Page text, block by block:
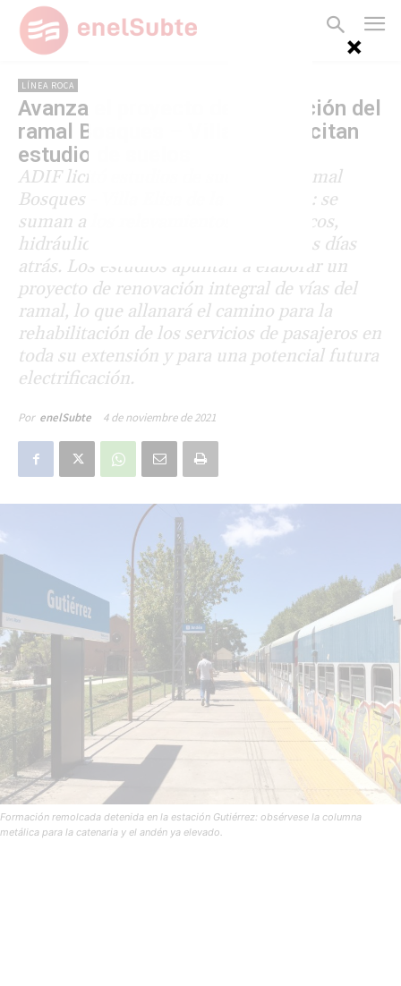
LÍNEA ROCA
Avanza el proyecto de renovación del
ramal Bosques – Villa Elisa: licitan
estudio de suelos
ADIF licitó estudios de suelo en el ramal
Bosques - Villa Elisa de la línea Roca: se
suman a los relevamientos topográficos,
hidráulicos e hidrológicos anunciados días
atrás. Los estudios apuntan a elaborar un
proyecto de renovación integral de vías del
ramal, lo que allanará el camino para la
rehabilitación de los servicios de pasajeros en
toda su extensión y para una potencial futura
electrificación.
Por enelSubte 4 de noviembre de 2021
Formación remolcada detenida en la estación Gutiérrez: obsérvese la columna
metálica para la catenaria y el andén ya elevado.